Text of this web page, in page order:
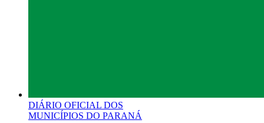
DIÁRIO OFICIAL DOS
MUNICÍPIOS DO PARANÁ